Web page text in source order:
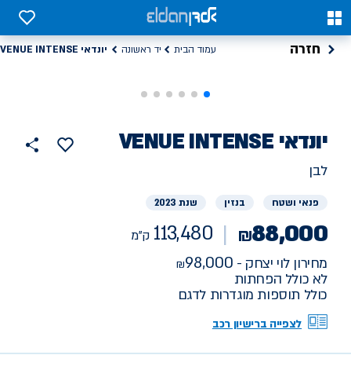
0
0
חזרה עמוד הבית יד ראשונה יונדאי VENUE INTENSE
רכב
יד
יונדאי VENUE INTENSE
113480
הוסף
למועדפים
לבן
פנאי ושטח בנזין שנת 2023
₪88,000
113,480 ק"מ
מחירון לוי יצחק - 98,000
לא כולל הפחתות
כולל תוספות מוגדרות לדגם
לצפייה ברישיון רכב